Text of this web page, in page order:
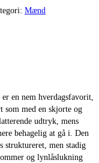
Mænd
en nem hverdagsfavorit,
som med en skjorte og
udtryk, mens
behagelig at gå i. Den
struktureret, men stadig
og lynlåslukning